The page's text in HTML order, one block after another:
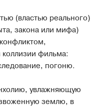
(властью реального)
закона или мифа)
фильма:
погоню.
увлажняющую
землю, в